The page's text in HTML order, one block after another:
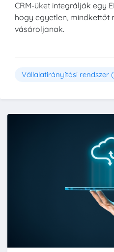
CRM-üket integrálják egy
hogy egyetlen, mindkettőt
vásároljanak.
Vállalatirányítási rendszer